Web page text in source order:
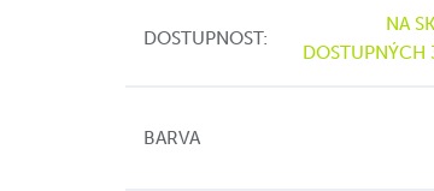
DOSTUPNOST:
NA
DOSTUPNÝCH
BARVA